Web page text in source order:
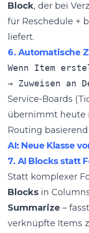
Block, der bei
für Reschedule +
liefert.
6. Automatische
Wenn Item
→ Zuweisen an
Service-Boards
übernimmt heute
Routing
AI: Neue Klasse
7. AI Blocks statt
Statt komplexer
Blocks in
Summarize –
verknüpfte Items